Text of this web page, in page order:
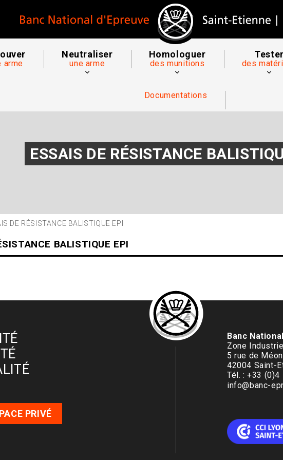
arme
Neutraliser
une arme
Homologuer
des munitions
Tester
des
Documentations
ESSAIS DE RÉSISTANCE
DE RÉSISTANCE BALISTIQUE EPI
BALISTIQUE EPI
PRIVÉ
Banc
Zone
5 rue de
42004 Saint-
Tél. : +33
info@banc-